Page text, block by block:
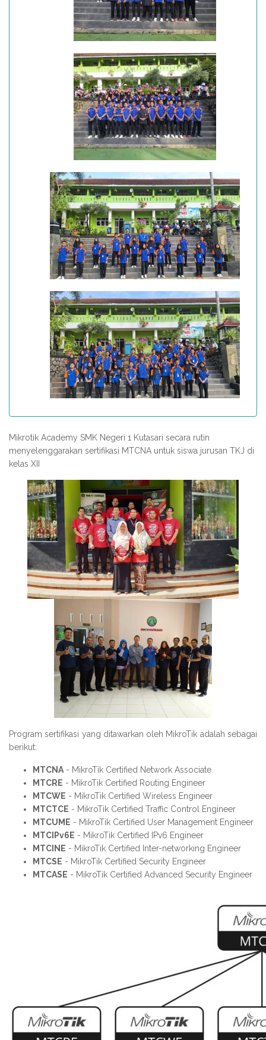
Mikrotik Academy SMK Negeri 1 Kutasari secara rutin
menyelenggarakan sertifikasi MTCNA untuk siswa jurusan TKJ di
kelas XII
Program sertifikasi yang ditawarkan oleh MikroTik adalah sebagai
berikut:
MTCNA - MikroTik Certified Network Associate
MTCRE - MikroTik Certified Routing Engineer
MTCWE - MikroTik Certified Wireless Engineer
MTCTCE - MikroTik Certified Traffic Control Engineer
MTCUME - MikroTik Certified User Management Engineer
MTCIPv6E - MikroTik Certified IPv6 Engineer
MTCINE - MikroTik Certified Inter-networking Engineer
MTCSE - MikroTik Certified Security Engineer
MTCASE - MikroTik Certified Advanced Security Engineer